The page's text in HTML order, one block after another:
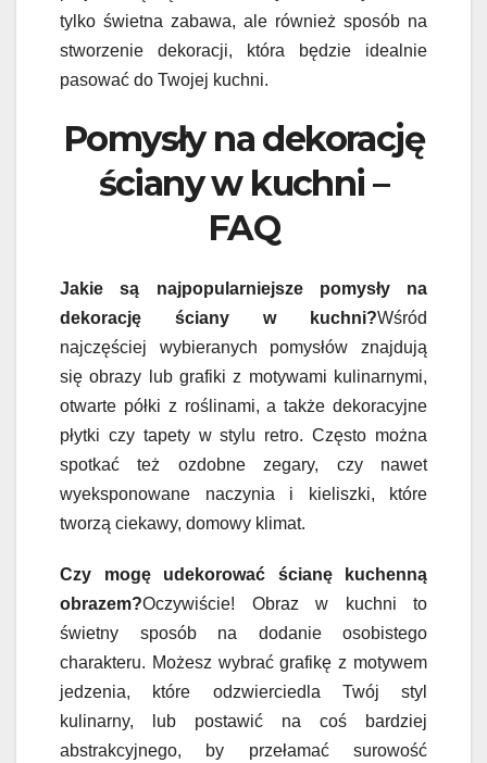
tylko świetna zabawa, ale również sposób na
stworzenie dekoracji, która będzie idealnie
pasować do Twojej kuchni.
Pomysły na dekorację
ściany w kuchni –
FAQ
Jakie są najpopularniejsze pomysły na
dekorację ściany w kuchni?Wśród
najczęściej wybieranych pomysłów znajdują
się obrazy lub grafiki z motywami kulinarnymi,
otwarte półki z roślinami, a także dekoracyjne
płytki czy tapety w stylu retro. Często można
spotkać też ozdobne zegary, czy nawet
wyeksponowane naczynia i kieliszki, które
tworzą ciekawy, domowy klimat.
Czy mogę udekorować ścianę kuchenną
obrazem?Oczywiście! Obraz w kuchni to
świetny sposób na dodanie osobistego
charakteru. Możesz wybrać grafikę z motywem
jedzenia, które odzwierciedla Twój styl
kulinarny, lub postawić na coś bardziej
abstrakcyjnego, by przełamać surowość